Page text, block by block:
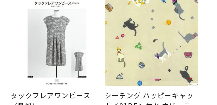
タックフレアワンピース
シーチング ハッピーキャッ